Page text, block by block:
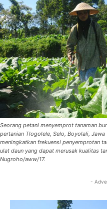
Seorang petani menyemprot tanaman
pertanian Tlogolele, Selo, Boyolali,
meningkatkan frekuensi penyemprotan
ulat daun yang dapat merusak kualitas
Nugroho/aww/17.
-